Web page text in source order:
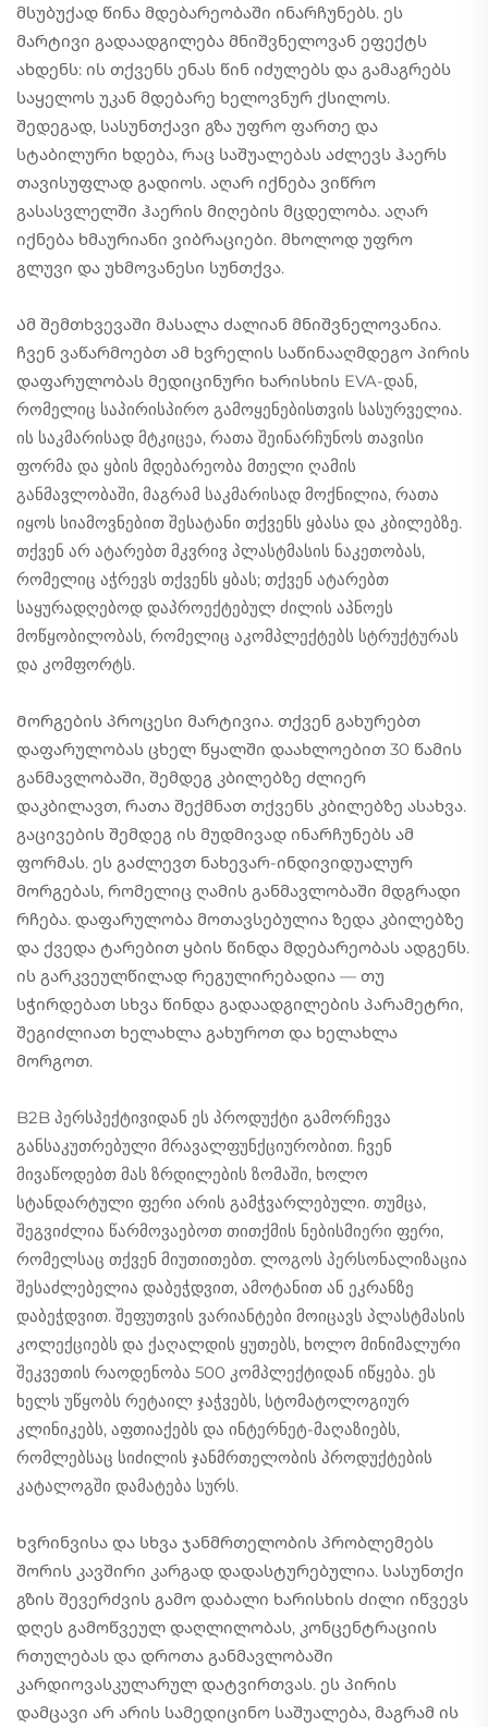
მსუბუქად წინა მდებარეობაში ინარჩუნებს. ეს
მარტივი გადაადგილება მნიშვნელოვან ეფექტს
ახდენს: ის თქვენს ენას წინ იძულებს და გამაგრებს
საყელოს უკან მდებარე ხელოვნურ ქსილოს.
შედეგად, სასუნთქავი გზა უფრო ფართე და
სტაბილური ხდება, რაც საშუალებას აძლევს ჰაერს
თავისუფლად გადიოს. აღარ იქნება ვიწრო
გასასვლელში ჰაერის მიღების მცდელობა. აღარ
იქნება ხმაურიანი ვიბრაციები. მხოლოდ უფრო
გლუვი და უხმოვანესი სუნთქვა.
Ამ შემთხვევაში მასალა ძალიან მნიშვნელოვანია.
ჩვენ ვაწარმოებთ ამ ხვრელის საწინააღმდეგო პირის
დაფარულობას მედიცინური ხარისხის EVA-დან,
რომელიც საპირისპირო გამოყენებისთვის სასურველია.
ის საკმარისად მტკიცეა, რათა შეინარჩუნოს თავისი
ფორმა და ყბის მდებარეობა მთელი ღამის
განმავლობაში, მაგრამ საკმარისად მოქნილია, რათა
იყოს სიამოვნებით შესატანი თქვენს ყბასა და კბილებზე.
თქვენ არ ატარებთ მკვრივ პლასტმასის ნაკეთობას,
რომელიც აჭრევს თქვენს ყბას; თქვენ ატარებთ
საყურადღებოდ დაპროექტებულ ძილის აპნოეს
მოწყობილობას, რომელიც აკომპლექტებს სტრუქტურას
და კომფორტს.
Მორგების პროცესი მარტივია. თქვენ გახურებთ
დაფარულობას ცხელ წყალში დაახლოებით 30 წამის
განმავლობაში, შემდეგ კბილებზე ძლიერ
დაკბილავთ, რათა შექმნათ თქვენს კბილებზე ასახვა.
გაცივების შემდეგ ის მუდმივად ინარჩუნებს ამ
ფორმას. ეს გაძლევთ ნახევარ-ინდივიდუალურ
მორგებას, რომელიც ღამის განმავლობაში მდგრადი
რჩება. დაფარულობა მოთავსებულია ზედა კბილებზე
და ქვედა ტარებით ყბის წინდა მდებარეობას ადგენს.
ის გარკვეულწილად რეგულირებადია — თუ
სჭირდებათ სხვა წინდა გადაადგილების პარამეტრი,
შეგიძლიათ ხელახლა გახუროთ და ხელახლა
მორგოთ.
B2B პერსპექტივიდან ეს პროდუქტი გამორჩევა
განსაკუთრებული მრავალფუნქციურობით. ჩვენ
მივაწოდებთ მას ზრდილების ზომაში, ხოლო
სტანდარტული ფერი არის გამჭვარლებული. თუმცა,
შეგვიძლია წარმოვაებოთ თითქმის ნებისმიერი ფერი,
რომელსაც თქვენ მიუთითებთ. ლოგოს პერსონალიზაცია
შესაძლებელია დაბეჭდვით, ამოტანით ან ეკრანზე
დაბეჭდვით. შეფუთვის ვარიანტები მოიცავს პლასტმასის
კოლექციებს და ქაღალდის ყუთებს, ხოლო მინიმალური
შეკვეთის რაოდენობა 500 კომპლექტიდან იწყება. ეს
ხელს უწყობს რეტაილ ჯაჭვებს, სტომატოლოგიურ
კლინიკებს, აფთიაქებს და ინტერნეტ-მაღაზიებს,
რომლებსაც სიძილის ჯანმრთელობის პროდუქტების
კატალოგში დამატება სურს.
Ხვრინვისა და სხვა ჯანმრთელობის პრობლემებს
შორის კავშირი კარგად დადასტურებულია. სასუნთქი
გზის შევერძვის გამო დაბალი ხარისხის ძილი იწვევს
დღეს გამოწვეულ დაღლილობას, კონცენტრაციის
რთულებას და დროთა განმავლობაში
კარდიოვასკულარულ დატვირთვას. ეს პირის
დამცავი არ არის სამედიცინო საშუალება, მაგრამ ის